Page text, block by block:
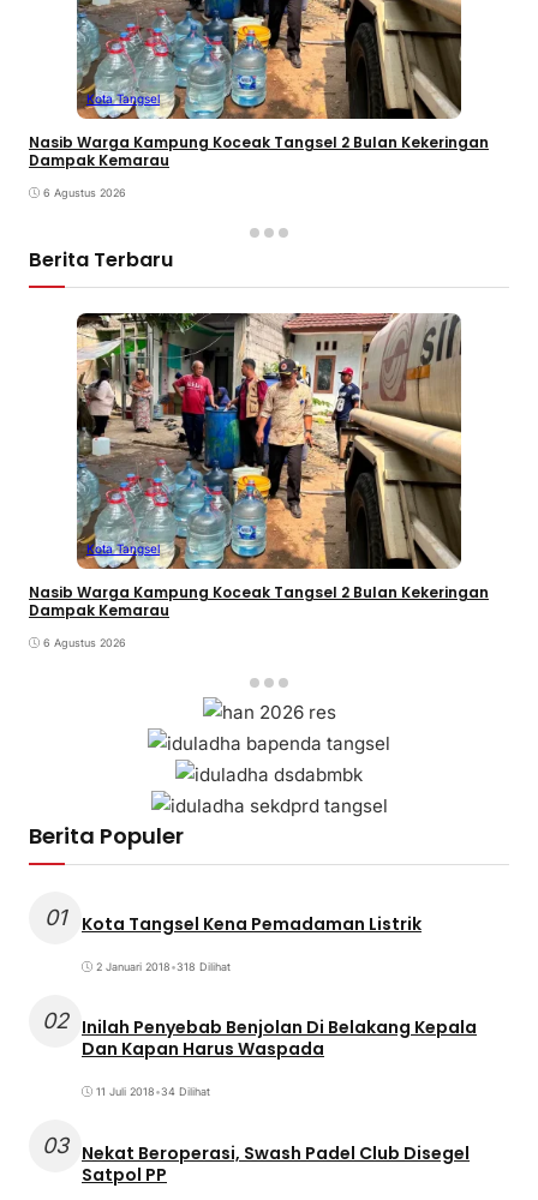
Kota Tangsel
Nasib Warga Kampung Koceak Tangsel 2 Bulan Kekeringan
Dampak Kemarau
6 Agustus 2026
Berita Terbaru
Kota Tangsel
Nasib Warga Kampung Koceak Tangsel 2 Bulan Kekeringan
Dampak Kemarau
6 Agustus 2026
Berita Populer
01 Kota Tangsel Kena Pemadaman Listrik
2 Januari 2018•318 Dilihat
02 Inilah Penyebab Benjolan Di Belakang Kepala
Dan Kapan Harus Waspada
11 Juli 2018•34 Dilihat
03 Nekat Beroperasi, Swash Padel Club Disegel
Satpol PP